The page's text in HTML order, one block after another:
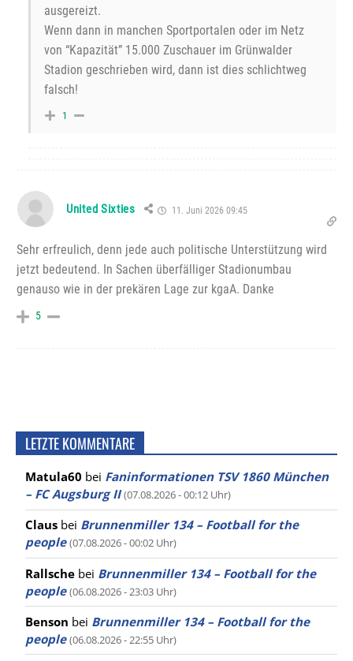
ausgereizt.
Wenn dann in manchen Sportportalen oder im Netz
von “Kapazität” 15.000 Zuschauer im Grünwalder
Stadion geschrieben wird, dann ist dies schlichtweg
falsch!
1
United Sixties 11. Juni 2026 09:45
Sehr erfreulich, denn jede auch politische Unterstützung wird
jetzt bedeutend. In Sachen überfälliger Stadionumbau
genauso wie in der prekären Lage zur kgaA. Danke
5
LETZTE KOMMENTARE
Matula60 bei Faninformationen TSV 1860 München
– FC Augsburg II (07.08.2026 - 00:12 Uhr)
Claus bei Brunnenmiller 134 – Football for the
people (07.08.2026 - 00:02 Uhr)
Rallsche bei Brunnenmiller 134 – Football for the
people (06.08.2026 - 23:03 Uhr)
Benson bei Brunnenmiller 134 – Football for the
people (06.08.2026 - 22:55 Uhr)